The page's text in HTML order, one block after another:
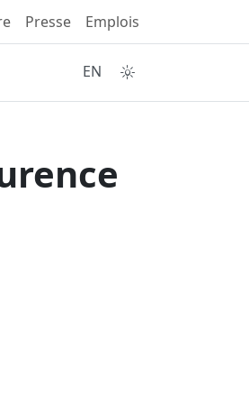
Presse Emplois
EN